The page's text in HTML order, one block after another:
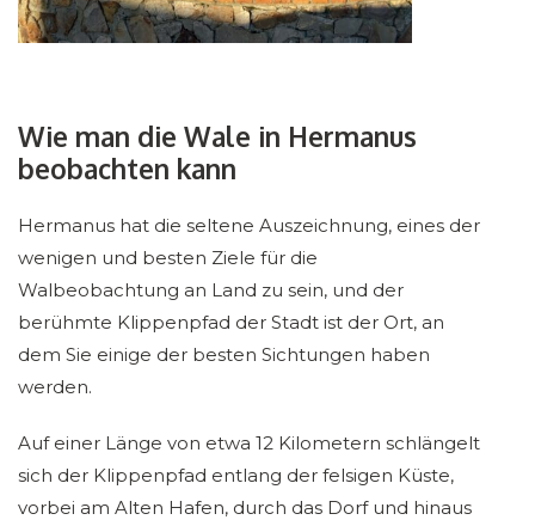
Wie man die Wale in Hermanus
beobachten kann
Hermanus hat die seltene Auszeichnung, eines der
wenigen und besten Ziele für die
Walbeobachtung an Land zu sein, und der
berühmte Klippenpfad der Stadt ist der Ort, an
dem Sie einige der besten Sichtungen haben
werden.
Auf einer Länge von etwa 12 Kilometern schlängelt
sich der Klippenpfad entlang der felsigen Küste,
vorbei am Alten Hafen, durch das Dorf und hinaus